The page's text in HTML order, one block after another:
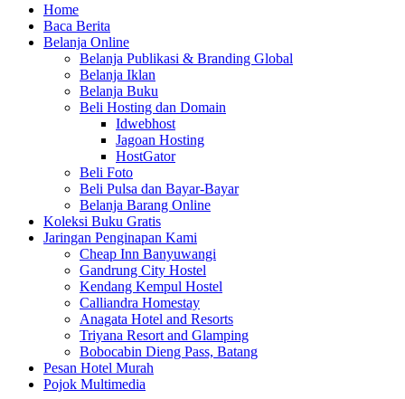
Home
Baca Berita
Belanja Online
Belanja Publikasi & Branding Global
Belanja Iklan
Belanja Buku
Beli Hosting dan Domain
Idwebhost
Jagoan Hosting
HostGator
Beli Foto
Beli Pulsa dan Bayar-Bayar
Belanja Barang Online
Koleksi Buku Gratis
Jaringan Penginapan Kami
Cheap Inn Banyuwangi
Gandrung City Hostel
Kendang Kempul Hostel
Calliandra Homestay
Anagata Hotel and Resorts
Triyana Resort and Glamping
Bobocabin Dieng Pass, Batang
Pesan Hotel Murah
Pojok Multimedia